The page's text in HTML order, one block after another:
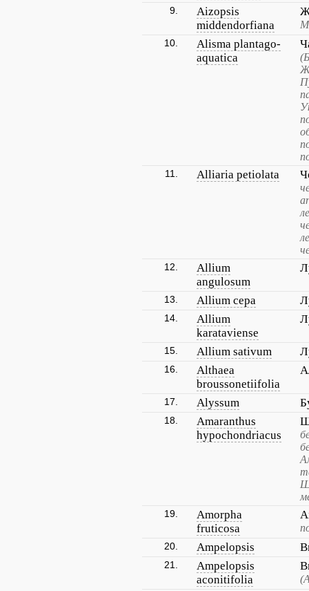
9.
Aizopsis
middendorfiana
10.
Alisma plantago-
aquatica
11. Alliaria petiolata
12.
Allium
angulosum
13. Allium cepa
14.
Allium
karataviense
15. Allium sativum
16.
Althaea
broussonetiifolia
17. Alyssum
18.
Amaranthus
hypochondriacus
19.
Amorpha
fruticosa
20. Ampelopsis
21.
Ampelopsis
aconitifolia